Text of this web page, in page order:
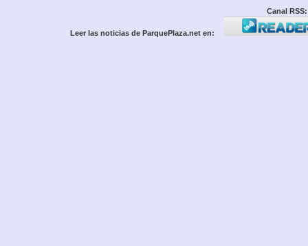
Canal RSS:
Leer las noticias de ParquePlaza.net en: